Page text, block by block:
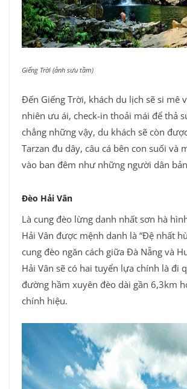
Giếng Trời (ảnh sưu tầm)
Đến Giếng Trời, khách du lịch sẽ si mê
nhiên ưu ái, check-in thoải mái để thả
chẳng những vậy, du khách sẽ còn
Tarzan đu dây, câu cá bên con suối và
vào ban đêm như những người dân
Đèo Hải Vân
Là cung đèo lừng danh nhất sơn hà
Hải Vân được mệnh danh là “Đệ nhất
cung đèo ngăn cách giữa Đà Nẵng và
Hải Vân sẽ có hai tuyển lựa chính là đi
đường hầm xuyên đèo dài gần 6,3km
chính hiệu.